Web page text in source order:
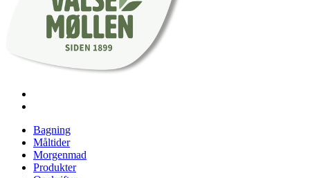
Bagning
Måltider
Morgenmad
Produkter